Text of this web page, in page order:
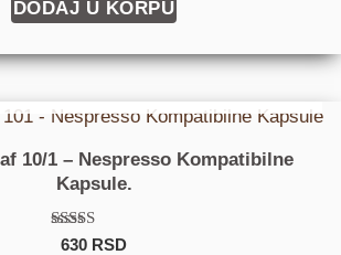
DODAJ U KORPU
10/1 – Nespresso Kompatibilne
Kapsule.
Ocenjeno sa
630 RSD